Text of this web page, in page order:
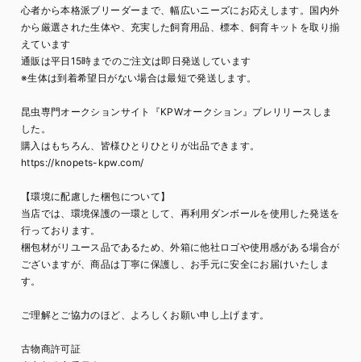
心者から本格派ブリーダーまで、幅広いニーズにお応えします。国内外
から厳選された生体や、充実した飼育用品、標本、飼育キットを取り揃
えています
通販は平日15時までのご注文は即日発送しています
※生体は到着希望日がない場合は最短で発送します。
昆虫専門オークションサイト『KPWオークション』プレリリースしま
した。
購入はもちろん、皆様ひとりひとりが出品できます。
https://knopets-kpw.com/
【環境に配慮した梱包について】
当店では、環境保護の一環として、再利用ダンボールを使用した発送を
行っております。
梱包材がリユース品であるため、外箱に他社ロゴや使用感がある場合が
ございますが、商品は丁寧に保護し、お手元に安全にお届けいたしま
す。
ご理解とご協力のほど、よろしくお願い申し上げます。
古物商許可証